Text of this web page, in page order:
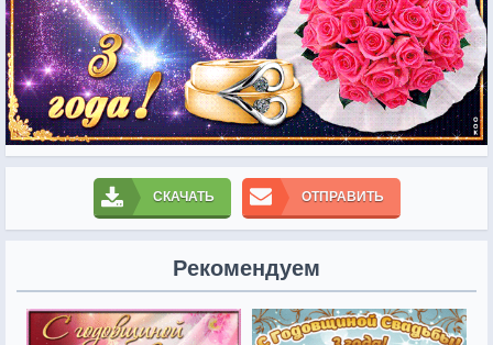
СКАЧАТЬ ОТПРАВИТЬ
Рекомендуем